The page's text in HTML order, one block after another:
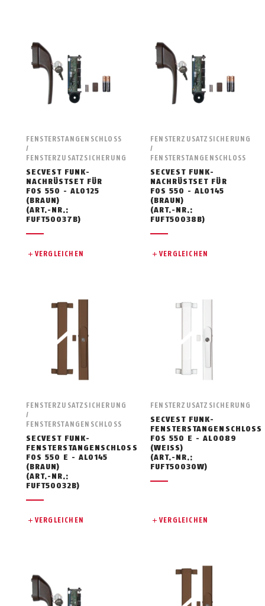
FENSTERSTANGENSCHLOSS
/
FENSTERZUSATZSICHERUNG
SECVEST FUNK-
NACHRÜSTSET FÜR
FOS 550 - AL0125
(BRAUN)
(ART.-NR.:
FUFT50037B)
VERGLEICHEN
FENSTERZUSATZSICHERUNG
/
FENSTERSTANGENSCHLOSS
SECVEST FUNK-
NACHRÜSTSET FÜR
FOS 550 - AL0145
(BRAUN)
(ART.-NR.:
FUFT50038B)
VERGLEICHEN
FENSTERZUSATZSICHERUNG
/
FENSTERSTANGENSCHLOSS
SECVEST FUNK-
FENSTERSTANGENSCHLOSS
FOS 550 E - AL0145
(BRAUN)
(ART.-NR.:
FUFT50032B)
VERGLEICHEN
FENSTERZUSATZSICHERUNG
SECVEST FUNK-
FENSTERSTANGENSCHLOSS
FOS 550 E - AL0089
(WEISS)
(ART.-NR.:
FUFT50030W)
VERGLEICHEN